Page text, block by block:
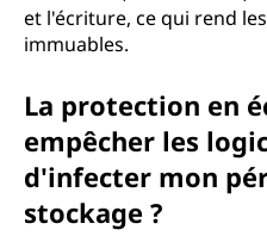
et l'écriture, ce qui rend
immuables.
La protection en
empêcher les
d'infecter mon
stockage ?